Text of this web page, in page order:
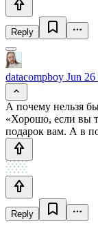
Reply
datacompboy Jun 26
А почему нельзя
«Хорошо, если вы
подарок вам. А в
Reply